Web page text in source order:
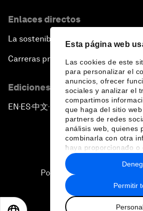
Esta página web
Las cookies de este
para personalizar el
anuncios, ofrecer
sociales y analizar el
compartimos
que haga del sitio
partners de redes
análisis web, quienes
combinarla con otra
haya proporcionado o
recopilado a partir del
hecho de sus
Permitir
Enlaces directos
La sostenibilidad en el Foro
Carreras profesionales
Ediciones en otros idiomas
EN ▪ES▪中文▪ 日本語
Política de privacidad y
Sitemap